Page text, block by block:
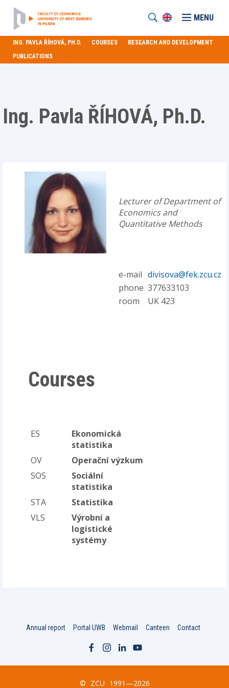
MENU
ING. PAVLA ŘÍHOVÁ, PH.D. COURSES
RESEARCH AND DEVELOPMENT
PUBLICATIONS
Ing. Pavla ŘÍHOVÁ, Ph.D.
Lecturer of Department of
Economics and
Quantitative Methods
e-mail divisova@fek.zcu.cz
phone 377633103
room
UK 423
Courses
ES
Ekonomická
statistika
OV
Operační výzkum
SOS
Sociální
statistika
STA
Statistika
VLS
Výrobní a
logistické
systémy
Annual report Portal UWB Webmail Canteen Contact
© ZCU 1991—2026